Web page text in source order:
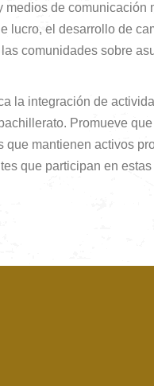
de comunicación
lucro, el desarrollo de
comunidades sobre
la integración de
Promueve
mantienen activos
que participan en